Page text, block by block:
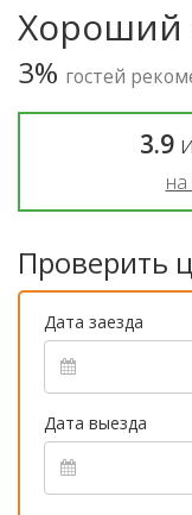
Хороший
3% гостей
3.9
Проверить
Дата заезда
Дата выезда